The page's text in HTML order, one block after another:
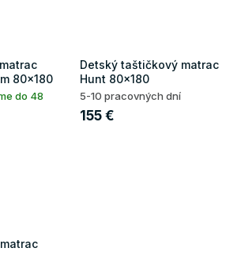
80x180
do 48
Detský taštičkový matrac
Hunt 80x180
5-10 pracovných dní
155 €